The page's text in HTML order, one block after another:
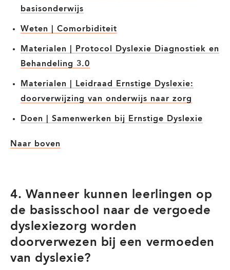
basisonderwijs
Weten | Comorbiditeit
Materialen | Protocol Dyslexie Diagnostiek en
Behandeling 3.0
Materialen | Leidraad Ernstige Dyslexie:
doorverwijzing van onderwijs naar zorg
Doen | Samenwerken bij Ernstige Dyslexie
Naar boven
4. Wanneer kunnen leerlingen op
de basisschool naar de vergoede
dyslexiezorg worden
doorverwezen bij een vermoeden
van dyslexie?